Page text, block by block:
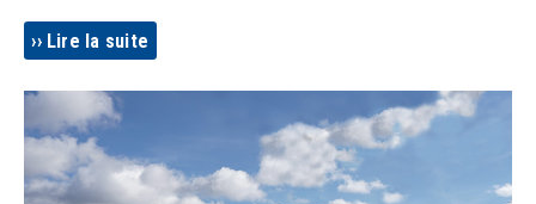
Lire la suite